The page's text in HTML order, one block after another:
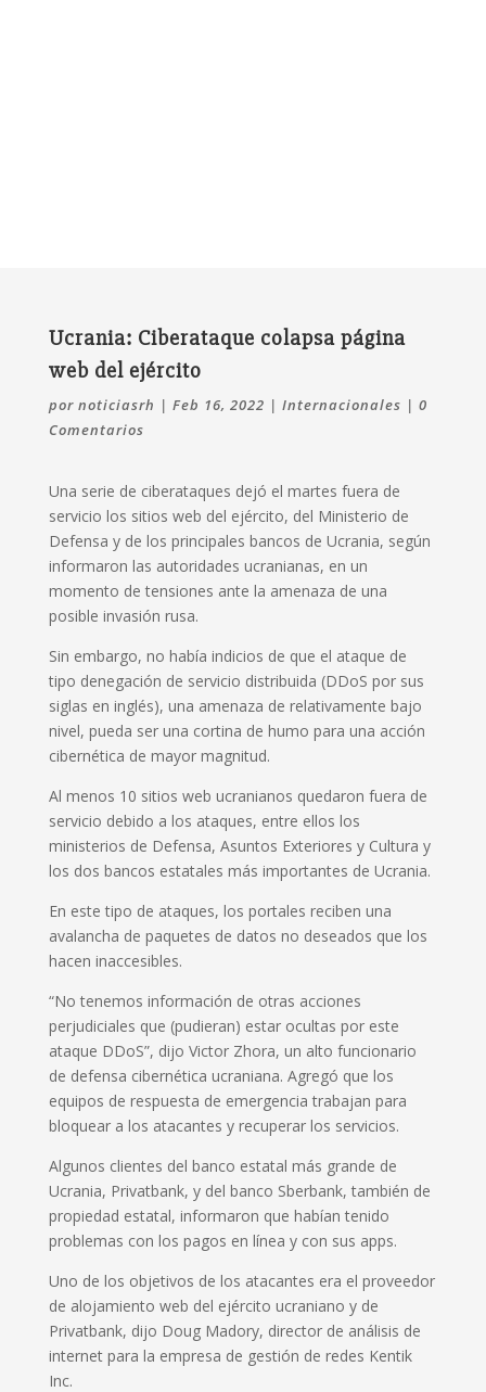
Ucrania: Ciberataque colapsa página
web del ejército
por noticiasrh | Feb 16, 2022 | Internacionales | 0
Comentarios
Una serie de ciberataques dejó el martes fuera de
servicio los sitios web del ejército, del Ministerio de
Defensa y de los principales bancos de Ucrania, según
informaron las autoridades ucranianas, en un
momento de tensiones ante la amenaza de una
posible invasión rusa.
Sin embargo, no había indicios de que el ataque de
tipo denegación de servicio distribuida (DDoS por sus
siglas en inglés), una amenaza de relativamente bajo
nivel, pueda ser una cortina de humo para una acción
cibernética de mayor magnitud.
Al menos 10 sitios web ucranianos quedaron fuera de
servicio debido a los ataques, entre ellos los
ministerios de Defensa, Asuntos Exteriores y Cultura y
los dos bancos estatales más importantes de Ucrania.
En este tipo de ataques, los portales reciben una
avalancha de paquetes de datos no deseados que los
hacen inaccesibles.
“No tenemos información de otras acciones
perjudiciales que (pudieran) estar ocultas por este
ataque DDoS”, dijo Victor Zhora, un alto funcionario
de defensa cibernética ucraniana. Agregó que los
equipos de respuesta de emergencia trabajan para
bloquear a los atacantes y recuperar los servicios.
Algunos clientes del banco estatal más grande de
Ucrania, Privatbank, y del banco Sberbank, también de
propiedad estatal, informaron que habían tenido
problemas con los pagos en línea y con sus apps.
Uno de los objetivos de los atacantes era el proveedor
de alojamiento web del ejército ucraniano y de
Privatbank, dijo Doug Madory, director de análisis de
internet para la empresa de gestión de redes Kentik
Inc.